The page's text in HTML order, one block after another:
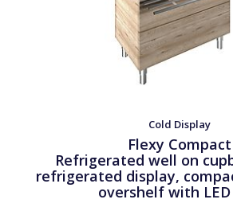
Cold Display
Flexy Compact
Refrigerated well on
refrigerated display,
overshelf with